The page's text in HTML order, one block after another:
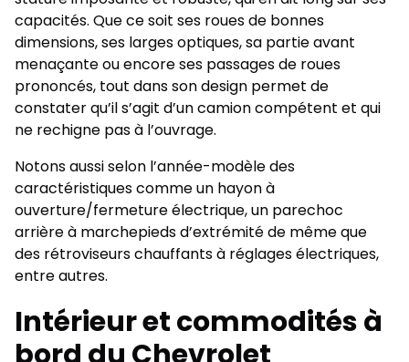
capacités. Que ce soit ses roues de bonnes
dimensions, ses larges optiques, sa partie avant
menaçante ou encore ses passages de roues
prononcés, tout dans son design permet de
constater qu’il s’agit d’un camion compétent et qui
ne rechigne pas à l’ouvrage.
Notons aussi selon l’année-modèle des
caractéristiques comme un hayon à
ouverture/fermeture électrique, un parechoc
arrière à marchepieds d’extrémité de même que
des rétroviseurs chauffants à réglages électriques,
entre autres.
Intérieur et commodités à